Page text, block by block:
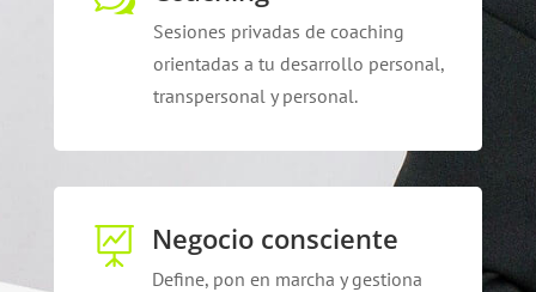
Sesiones privadas de coaching
orientadas a tu desarrollo personal,
transpersonal y personal.
 Negocio consciente
Define, pon en marcha y gestiona